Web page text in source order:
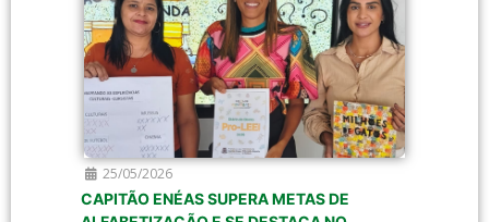
25/05/2026
CAPITÃO ENÉAS SUPERA METAS DE